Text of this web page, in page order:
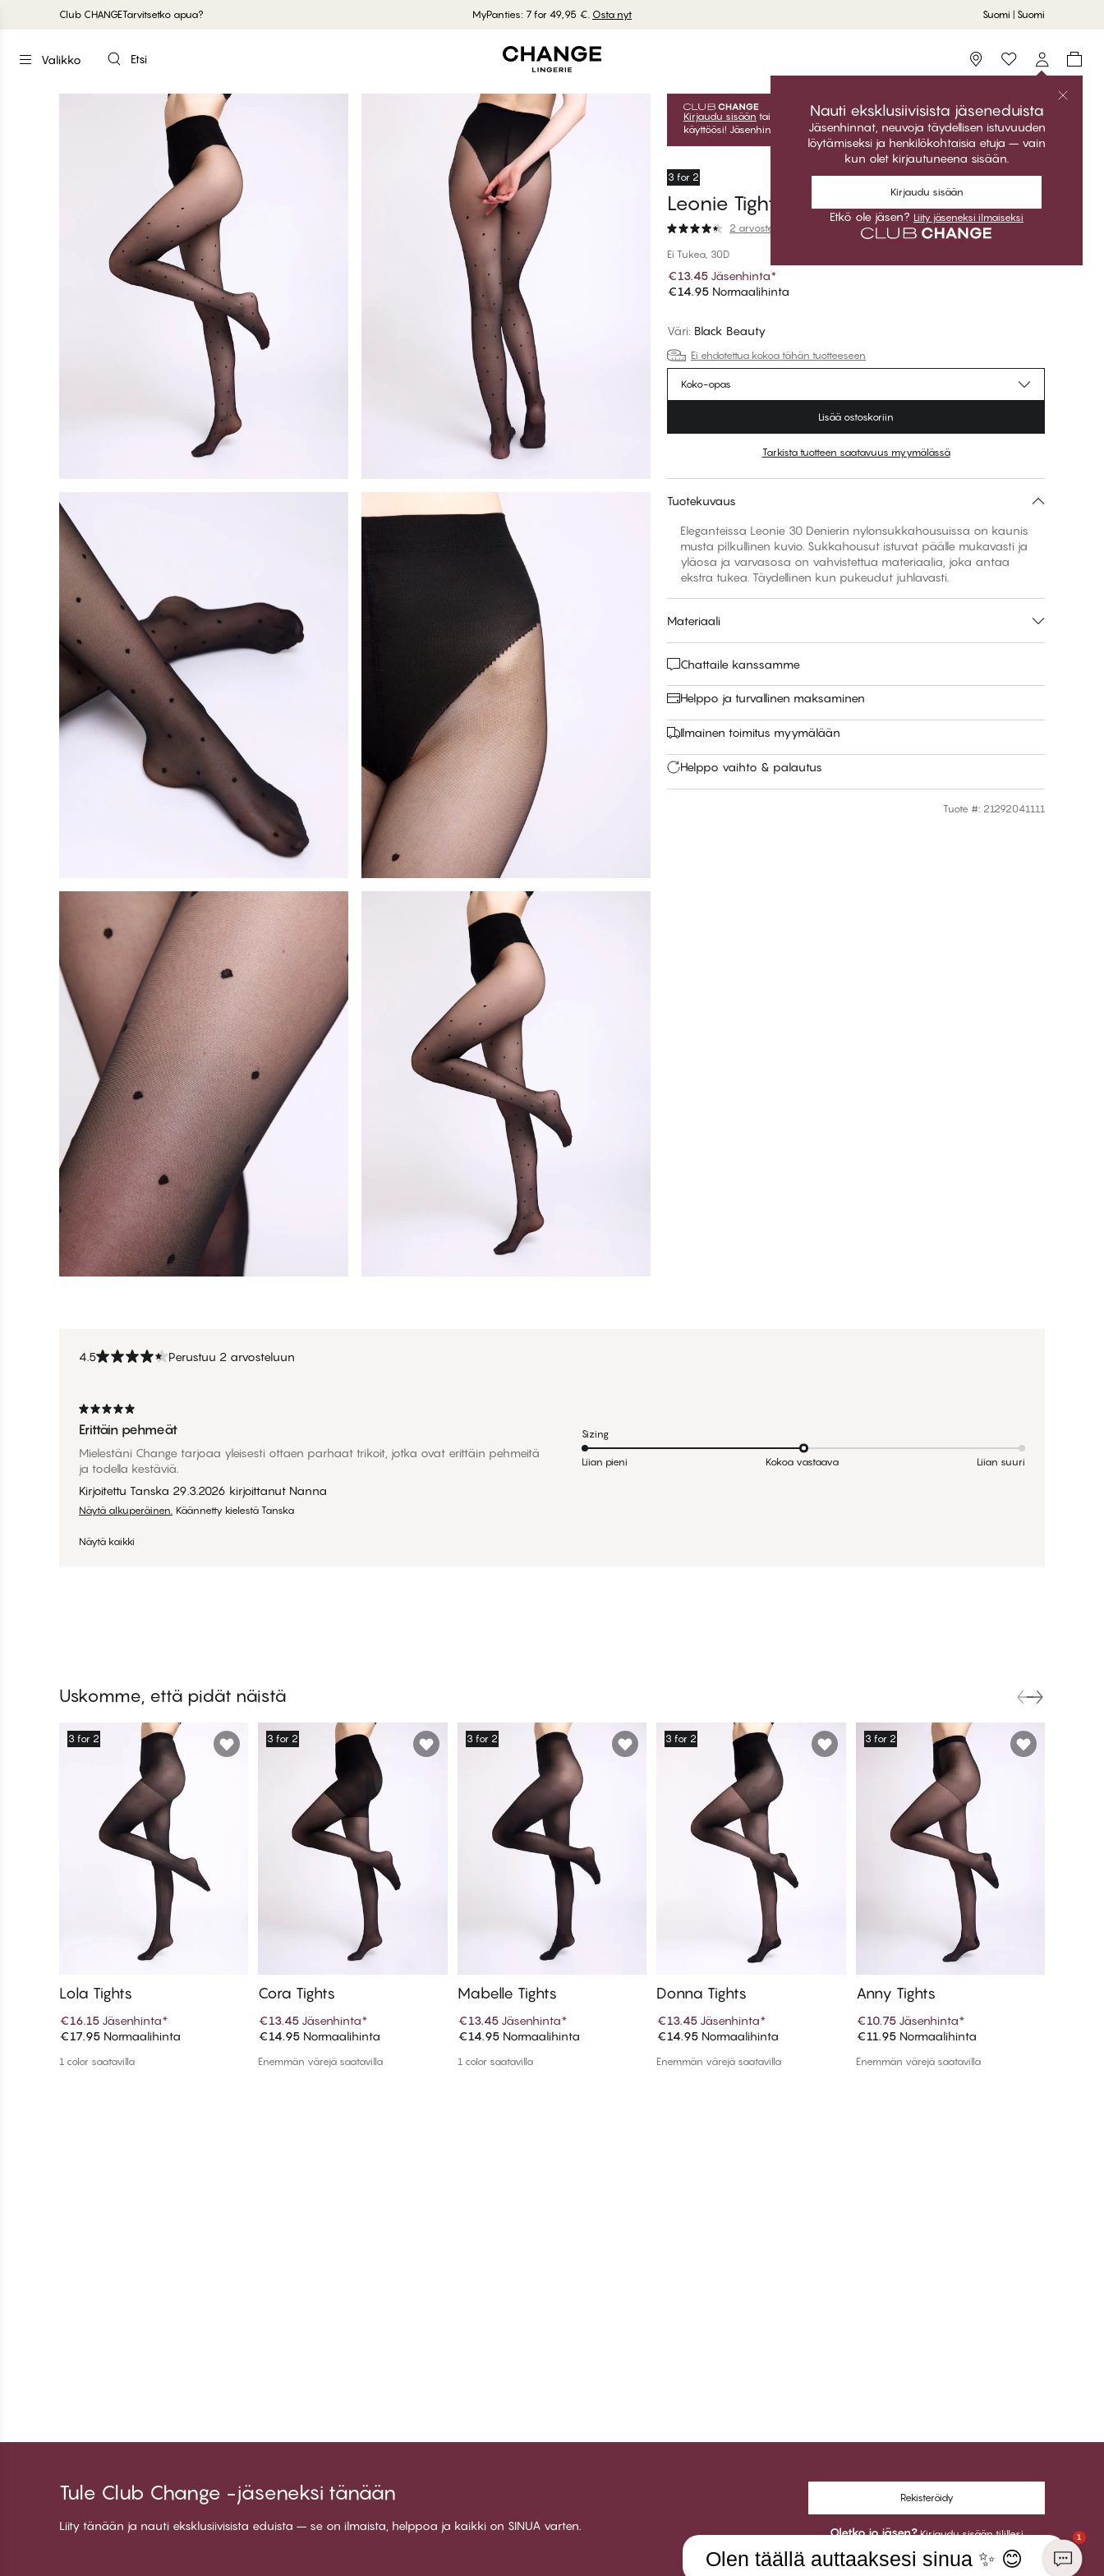
Club CHANGETarvitsetko apua? MyPanties: 7 for 49,95 €. Osta nyt Suomi | Suomi
Valikko Etsi Storefinder
Nauti eksklusiivisista jäseneduista
Jäsenhinnat, neuvoja täydellisen istuvuuden
löytämiseksi ja henkilökohtaisia etuja – vain
kun olet kirjautuneena sisään.
Kirjaudu sisään
Etkö ole jäsen? Liity jäseneksi ilmaiseksi
Kirjaudu sisään tai liity jäseneksi ilmaiseksi ja saat eksklusiiviset jäsenedut
käyttöösi! Jäsenhinnat ovat voimassa vain kun olet kirjautuneena sisään.
3 for 2
Leonie Tights
2 arvostelut
Ei Tukea, 30D
€13.45 Jäsenhinta*
€14.95 Normaalihinta
Väri: Black Beauty
Ei ehdotettua kokoa tähän tuotteeseen
Koko-opas
Lisää ostoskoriin
Tarkista tuotteen saatavuus myymälässä
Tuotekuvaus
Eleganteissa Leonie 30 Denierin nylonsukkahousuissa on kaunis
musta pilkullinen kuvio. Sukkahousut istuvat päälle mukavasti ja
yläosa ja varvasosa on vahvistettua materiaalia, joka antaa
ekstra tukea. Täydellinen kun pukeudut juhlavasti.
Materiaali
Chattaile kanssamme
Helppo ja turvallinen maksaminen
Ilmainen toimitus myymälään
Helppo vaihto & palautus
Tuote #: 21292041111
4.5 Perustuu 2 arvosteluun
Erittäin pehmeät
Mielestäni Change tarjoaa yleisesti ottaen parhaat trikoit, jotka ovat erittäin pehmeitä
ja todella kestäviä.
Kirjoitettu Tanska 29.3.2026 kirjoittanut Nanna
Näytä alkuperäinen. Käännetty kielestä Tanska
Näytä kaikki
Sizing
Liian pieni Kokoa vastaava Liian suuri
Uskomme, että pidät näistä
Lisää ostoskoriin
3 for 2
Lola Tights
€16.15 Jäsenhinta*
€17.95 Normaalihinta
1 color saatavilla
Lisää ostoskoriin
3 for 2
Cora Tights
€13.45 Jäsenhinta*
€14.95 Normaalihinta
Enemmän värejä saatavilla
Lisää ostoskoriin
3 for 2
Mabelle Tights
€13.45 Jäsenhinta*
€14.95Normaalihinta
1 color saatavilla
Lisää ostoskoriin
3 for 2
Donna Tights
€13.45 Jäsenhinta*
€14.95 Normaalihinta
Enemmän värejä saatavilla
Lisää ostoskoriin
3 for 2
Anny Tights
€10.75 Jäsenhinta*
€11.95Normaalihinta
Enemmän värejä saatavilla
Tule Club Change -jäseneksi tänään
Liity tänään ja nauti eksklusiivisista eduista – se on ilmaista, helppoa ja kaikki on SINUA varten.
Rekisteröidy
Oletko jo jäsen? Kirjaudu sisään tilillesi 1
Olen täällä auttaaksesi sinua ✨ 😊